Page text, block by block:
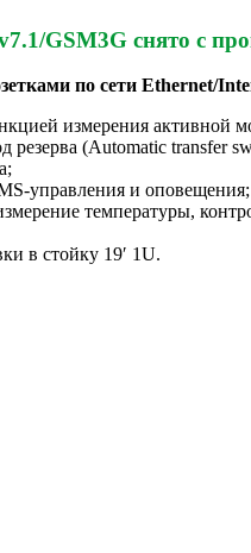
GSM3G снято с
по сети Ethernet/
измерения
резерва (Automatic transfer
управления и оповещения;
температуры,
в стойку 19′ 1U.